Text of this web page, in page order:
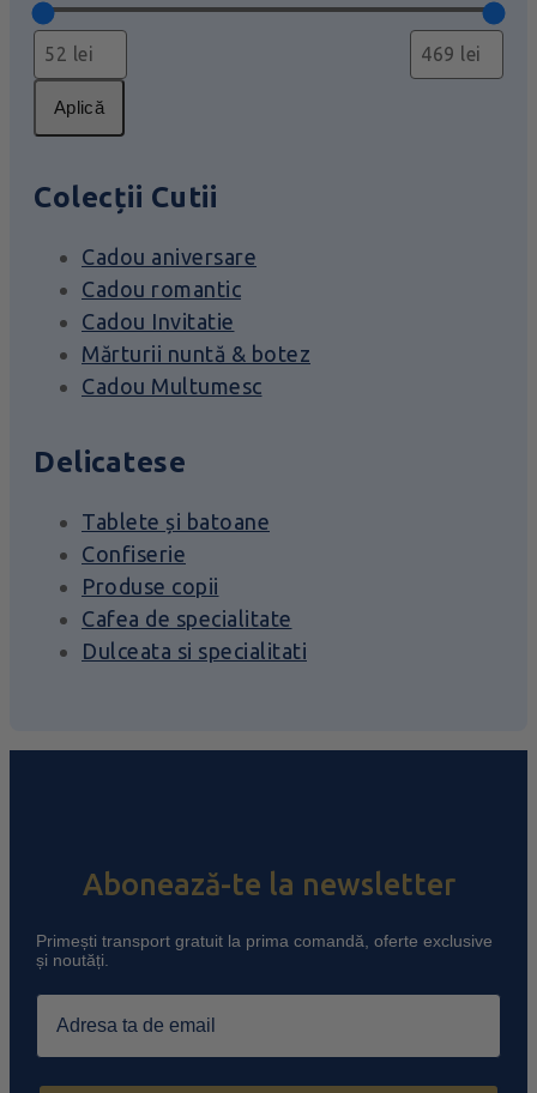
Aplică
Colecții Cutii
Cadou aniversare
Cadou romantic
Cadou Invitatie
Mărturii nuntă & botez
Cadou Multumesc
Delicatese
Tablete și batoane
Confiserie
Produse copii
Cafea de specialitate
Dulceata si specialitati
Abonează-te la newsletter
Primești transport gratuit la prima comandă, oferte exclusive
și noutăți.
Email